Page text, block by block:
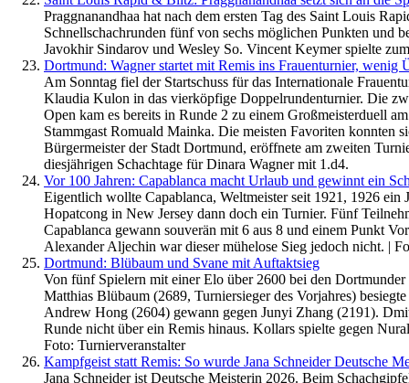
Praggnanandhaa hat nach dem ersten Tag des Saint Louis
Schnellschachrunden fünf von sechs möglichen Punkten und
Javokhir Sindarov und Wesley So. Vincent Keymer spielte
Dortmund: Wagner startet mit Remis ins Frauenturnier, wenig
Am Sonntag fiel der Startschuss für das Internationale
Klaudia Kulon in das vierköpfige Doppelrundenturnier. Die
Open kam es bereits in Runde 2 zu einem Großmeisterduell
Stammgast Romuald Mainka. Die meisten Favoriten konnten
Bürgermeister der Stadt Dortmund, eröffnete am zweiten
diesjährigen Schachtage für Dinara Wagner mit 1.d4.
Vor 100 Jahren: Capablanca macht Urlaub und gewinnt ein
Eigentlich wollte Capablanca, Weltmeister seit 1921, 1926 ein
Hopatcong in New Jersey dann doch ein Turnier. Fünf
Capablanca gewann souverän mit 6 aus 8 und einem Punkt
Alexander Aljechin war dieser mühelose Sieg jedoch nicht. |
Dortmund: Blübaum und Svane mit Auftaktsieg
Von fünf Spielern mit einer Elo über 2600 bei den
Matthias Blübaum (2689, Turniersieger des Vorjahres)
Andrew Hong (2604) gewann gegen Junyi Zhang (2191).
Runde nicht über ein Remis hinaus. Kollars spielte gegen
Foto: Turnierveranstalter
Kampfgeist statt Remis: So wurde Jana Schneider Deutsche
Jana Schneider ist Deutsche Meisterin 2026. Beim